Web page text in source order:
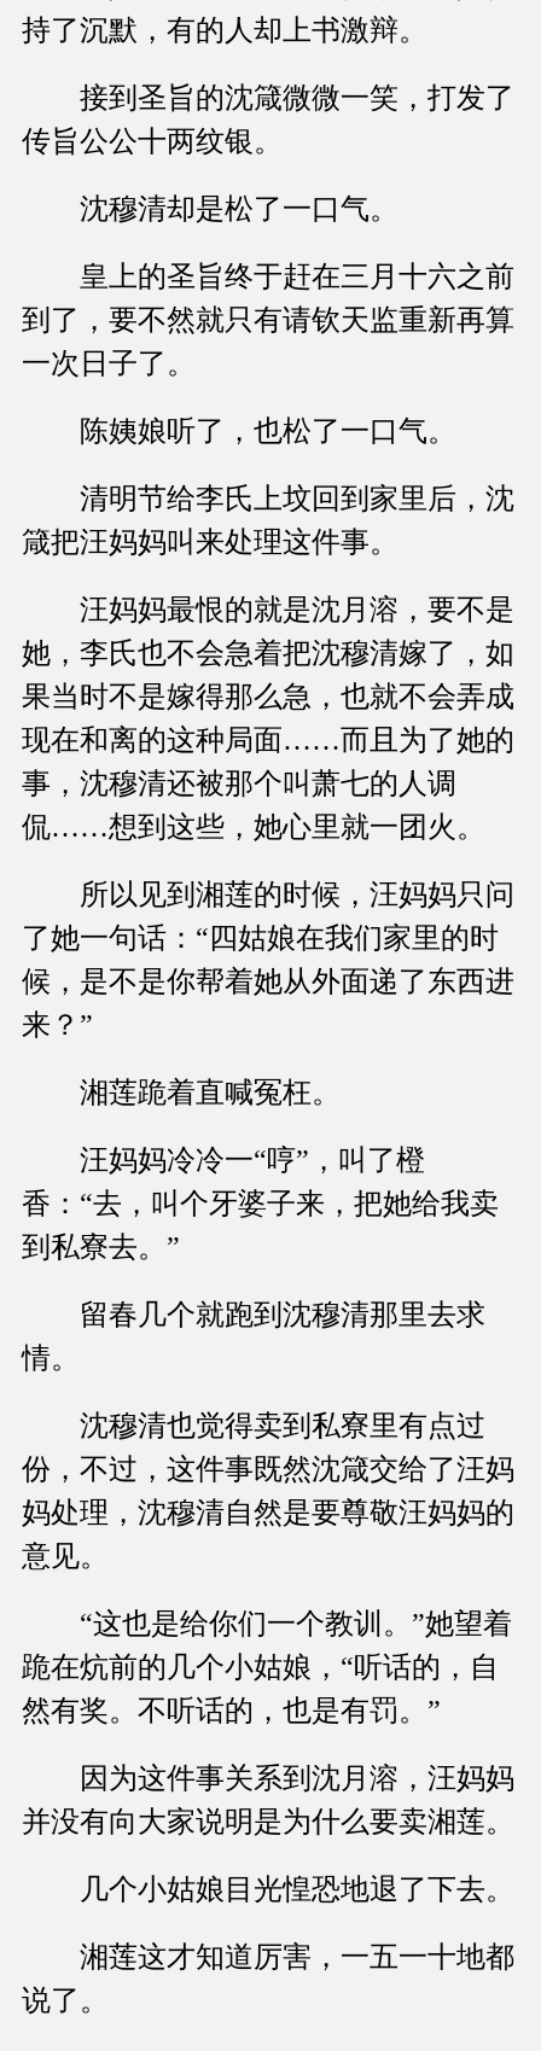
持了沉默，有的人却上书激辩。
接到圣旨的沈箴微微一笑，打发了
传旨公公十两纹银。
沈穆清却是松了一口气。
皇上的圣旨终于赶在三月十六之前
到了，要不然就只有请钦天监重新再算
一次日子了。
陈姨娘听了，也松了一口气。
清明节给李氏上坟回到家里后，沈
箴把汪妈妈叫来处理这件事。
汪妈妈最恨的就是沈月溶，要不是
她，李氏也不会急着把沈穆清嫁了，如
果当时不是嫁得那么急，也就不会弄成
现在和离的这种局面……而且为了她的
事，沈穆清还被那个叫萧七的人调
侃……想到这些，她心里就一团火。
所以见到湘莲的时候，汪妈妈只问
了她一句话：“四姑娘在我们家里的时
候，是不是你帮着她从外面递了东西进
来？”
湘莲跪着直喊冤枉。
汪妈妈冷冷一“哼”，叫了橙
香：“去，叫个牙婆子来，把她给我卖
到私寮去。”
留春几个就跑到沈穆清那里去求
情。
沈穆清也觉得卖到私寮里有点过
份，不过，这件事既然沈箴交给了汪妈
妈处理，沈穆清自然是要尊敬汪妈妈的
意见。
“这也是给你们一个教训。”她望着
跪在炕前的几个小姑娘，“听话的，自
然有奖。不听话的，也是有罚。”
因为这件事关系到沈月溶，汪妈妈
并没有向大家说明是为什么要卖湘莲。
几个小姑娘目光惶恐地退了下去。
湘莲这才知道厉害，一五一十地都
说了。